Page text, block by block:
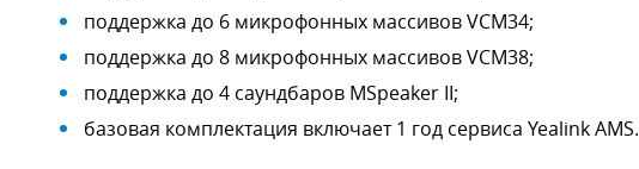
поддержка до 6 микрофонных массивов VCM34;
поддержка до 8 микрофонных массивов VCM38;
поддержка до 4 саундбаров MSpeaker II;
базовая комплектация включает 1 год сервиса Yealink AMS.